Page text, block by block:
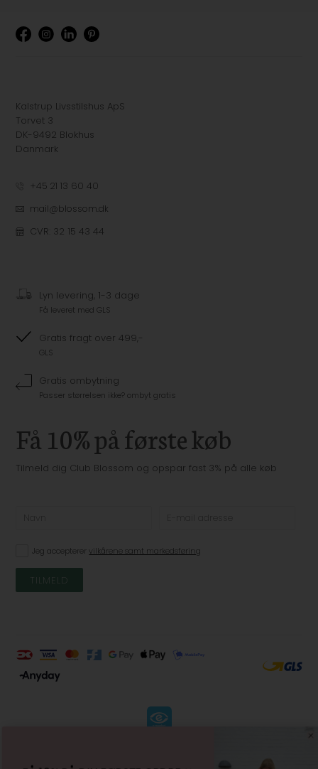
Kalstrup Livsstilshus ApS
Torvet 3
DK-9492 Blokhus
Danmark
+45 21 13 60 40
mail@blossom.dk
CVR: 32 15 43 44
Lyn levering, 1-3 dage
Få leveret med GLS
Gratis fragt over 499,-
GLS
Gratis ombytning
Passer størrelsen ikke? ombyt gratis
Få 10% på første køb
Tilmeld dig Club Blossom og opspar fast 3% på alle køb
Jeg accepterervilkårene samt markedsføring